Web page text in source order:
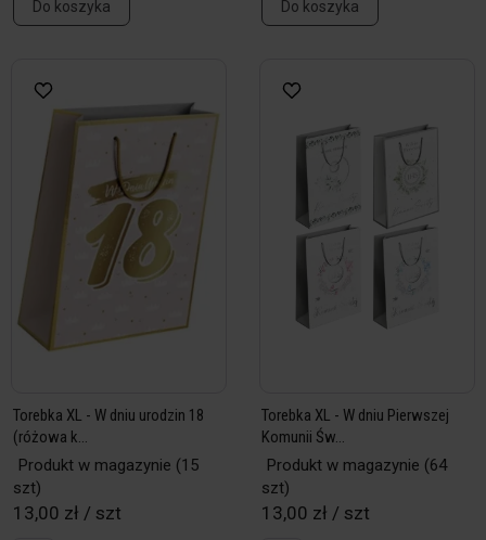
Do koszyka Do koszyka
Torebka XL - W dniu urodzin 18
(różowa k...
Produkt w magazynie (15
szt)
13,00 zł / szt
Torebka XL - W dniu Pierwszej
Komunii Św...
Produkt w magazynie (64
szt)
13,00 zł / szt